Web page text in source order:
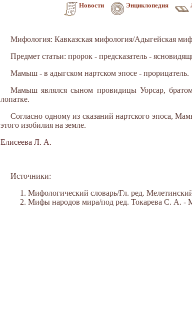
Новости Энциклопедия
Мифология: Кавказская мифология/Адыгейская
Предмет статьи: пророк - предсказатель -
Мамыш - в адыгском нартском эпосе - прорицатель.
Мамыш являлся сыном провидицы Уорсар,
лопатке.
Согласно одному из сказаний нартского эпоса,
этого изобилия на земле.
Елисеева Л. А.
Источники:
Мифологический словарь/Гл. ред.
Мифы народов мира/под ред. Токарева С. А. -